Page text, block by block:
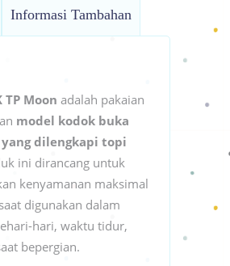
Informasi Tambahan
TP Moon adalah pakaian
model kodok buka
yang dilengkapi topi
ini dirancang untuk
kenyamanan maksimal
digunakan dalam
hari, waktu tidur,
bepergian.